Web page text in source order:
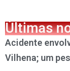
Últimas
Acidente
Vilhena; um